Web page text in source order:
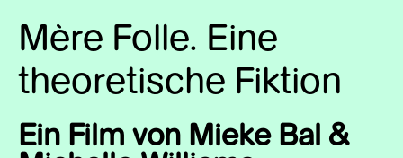
Mère Folle. Eine
theoretische Fiktion
Ein Film von Mieke Bal &